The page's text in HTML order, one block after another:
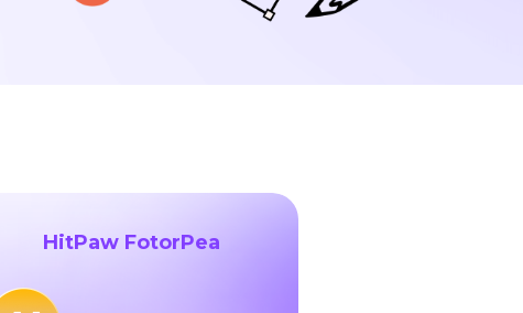
HitPaw FotorPea